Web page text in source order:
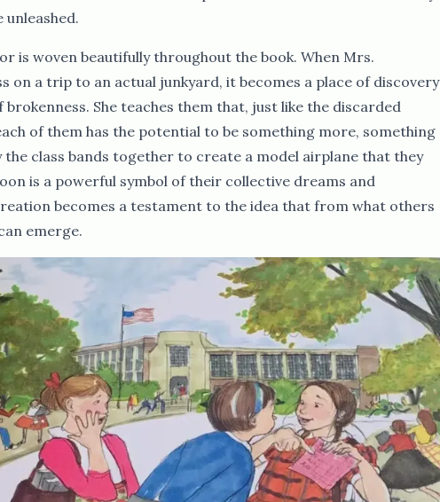
is woven beautifully throughout the book. When Mrs.
on a trip to an actual junkyard, it becomes a place of discovery
She teaches them that, just like the discarded
of them has the potential to be something more, something
the class bands together to create a model airplane that they
is a powerful symbol of their collective dreams and
becomes a testament to the idea that from what others